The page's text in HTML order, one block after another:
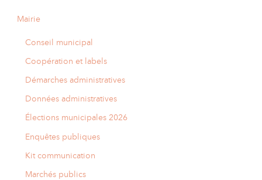
Mairie
Conseil municipal
Coopération et labels
Démarches administratives
Données administratives
Élections municipales 2026
Enquêtes publiques
Kit communication
Marchés publics